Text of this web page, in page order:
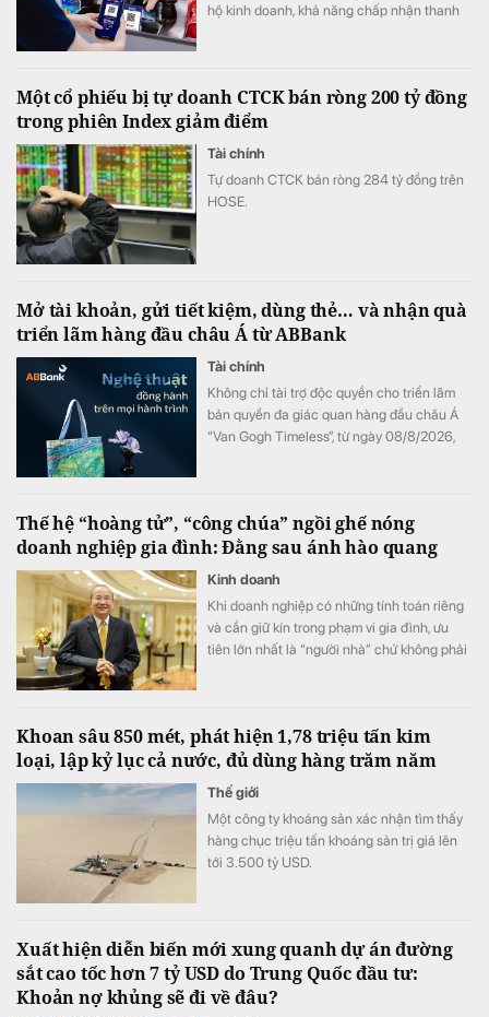
hộ kinh doanh, khả năng chấp nhận thanh
Một cổ phiếu bị tự doanh CTCK bán ròng 200 tỷ đồng
trong phiên Index giảm điểm
Tài chính
Tự doanh CTCK bán ròng 284 tỷ đồng trên
HOSE.
Mở tài khoản, gửi tiết kiệm, dùng thẻ… và nhận quà
triển lãm hàng đầu châu Á từ ABBank
Tài chính
Không chỉ tài trợ độc quyền cho triển lãm
bản quyền đa giác quan hàng đầu châu Á
“Van Gogh Timeless”, từ ngày 08/8/2026,
dự triển lãm và bộ quà tặng phiên bản giới
hạn phát triển từ tác phẩm bản quyền Van
dịch tại ABBank.
Thế hệ “hoàng tử”, “công chúa” ngồi ghế nóng
doanh nghiệp gia đình: Đằng sau ánh hào quang
Kinh doanh
Khi doanh nghiệp có những tính toán riêng
và cần giữ kín trong phạm vi gia đình, ưu
tiên lớn nhất là “người nhà” chứ không phải
Khoan sâu 850 mét, phát hiện 1,78 triệu tấn kim
loại, lập kỷ lục cả nước, đủ dùng hàng trăm năm
Thế giới
Một công ty khoáng sản xác nhận tìm thấy
hàng chục triệu tấn khoáng sản trị giá lên
tới 3.500 tỷ USD.
Xuất hiện diễn biến mới xung quanh dự án đường
sắt cao tốc hơn 7 tỷ USD do Trung Quốc đầu tư:
Khoản nợ khủng sẽ đi về đâu?